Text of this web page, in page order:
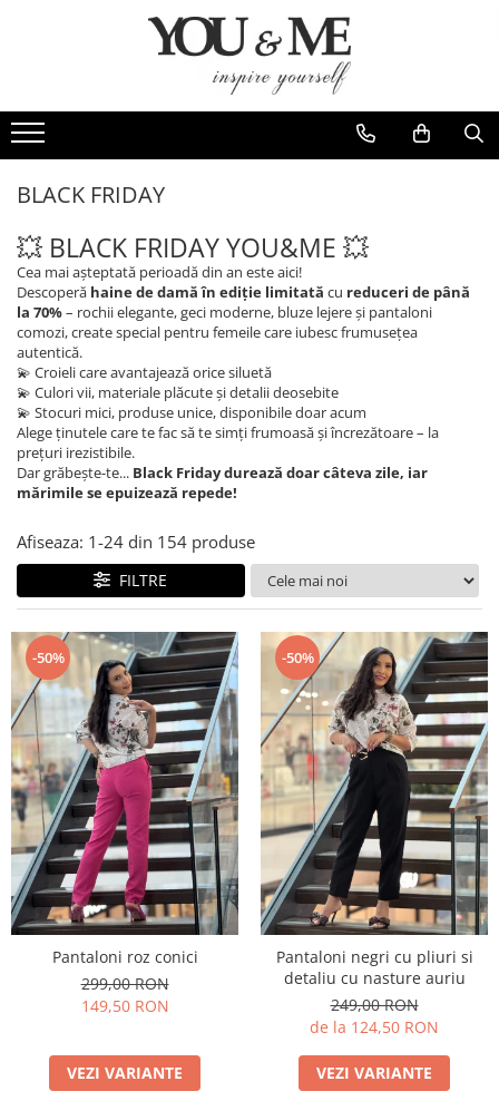
Bluze si camasi
Pantaloni
Geci si jachete
Rochii de eveniment
Compleuri si costume
Salopete
Tricouri si topuri
Fuste
Sacouri
Vesta
Genti
Esarfe
Coliere si brose
BLACK FRIDAY
💥 BLACK FRIDAY YOU&ME 💥
Cea mai așteptată perioadă din an este aici!
Descoperă haine de damă în ediție limitată cu reduceri de până
la 70%– rochii elegante, geci moderne, bluze lejere și pantaloni
comozi, create special pentru femeile care iubesc frumusețea
autentică.
💫 Croieli care avantajează orice siluetă
💫 Culori vii, materiale plăcute și detalii deosebite
💫 Stocuri mici, produse unice, disponibile doar acum
Alege ținutele care te fac să te simți frumoasă și încrezătoare – la
prețuri irezistibile.
Dar grăbește-te... Black Friday durează doar câteva zile, iar
mărimile se epuizează repede!
Afiseaza: 1-24 din 154 produse
FILTRE
-50%
Pantaloni roz conici
299,00 RON
149,50 RON
VEZI VARIANTE
-50%
Pantaloni negri cu pliuri si
detaliu cu nasture auriu
249,00 RON
de la 124,50 RON
VEZI VARIANTE